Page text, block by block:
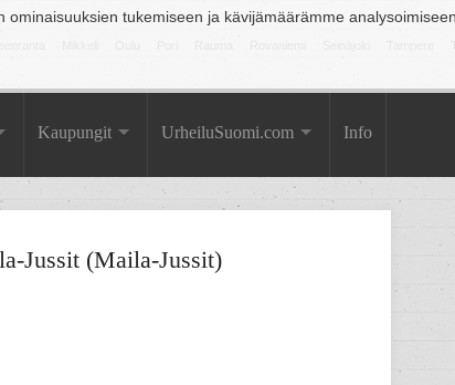
tukemiseen ja kävijämäärämme
Kaupungit UrheiluSuomi.com Info
Jussit (Maila-Jussit)